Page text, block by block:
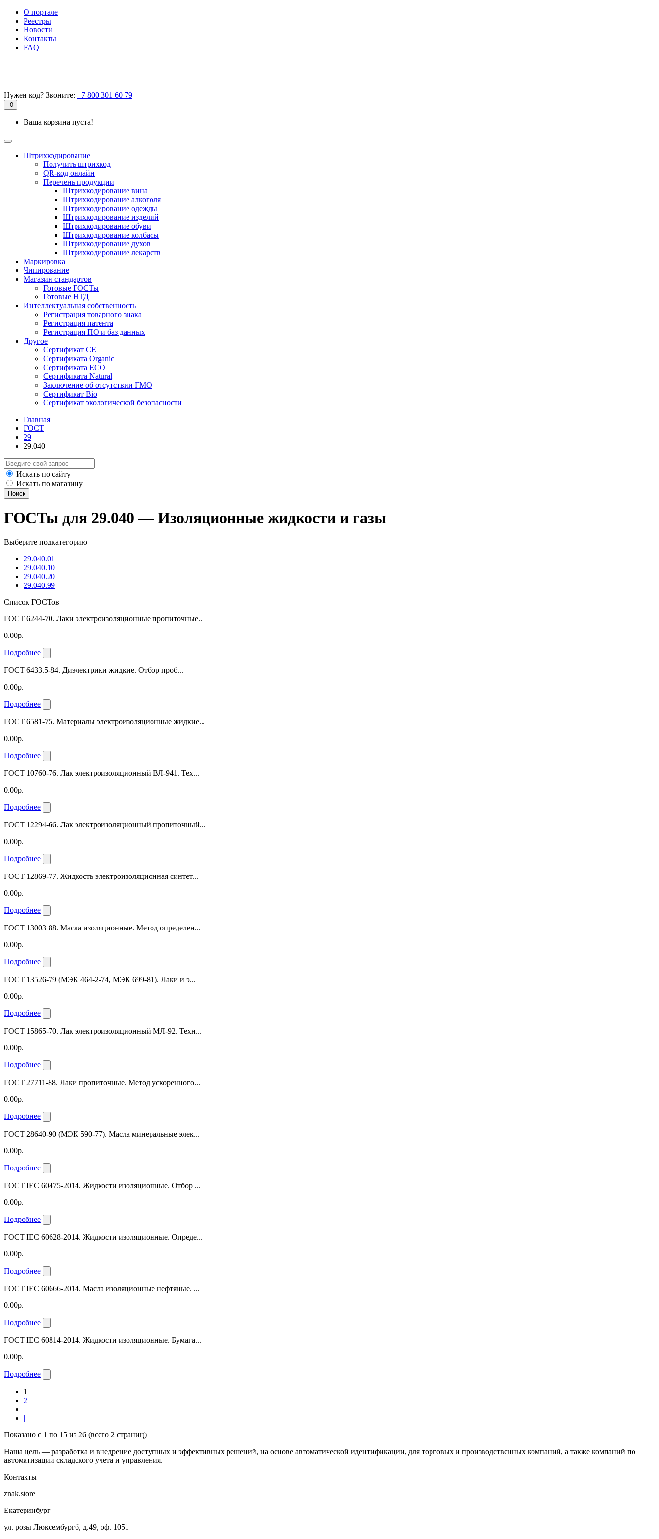
О портале
Реестры
Новости
Контакты
FAQ
Нужен код? Звоните: +7 800 301 60 79
0
Ваша корзина пуста!
Штрихкодирование
Получить штрихкод
QR-код онлайн
Перечень продукции
Штрихкодирование вина
Штрихкодирование алкоголя
Штрихкодирование одежды
Штрихкодирование изделий
Штрихкодирование обуви
Штрихкодирование колбасы
Штрихкодирование духов
Штрихкодирование лекарств
Маркировка
Чипирование
Магазин стандартов
Готовые ГОСТы
Готовые НТД
Интеллектуальная собственность
Регистрация товарного знака
Регистрация патента
Регистрация ПО и баз данных
Другое
Сертификат СЕ
Сертификата Organic
Сертификата ECO
Сертификата Natural
Заключение об отсутствии ГМО
Сертификат Bio
Сертификат экологической безопасности
Главная
ГОСТ
29
29.040
Искать по сайту
Искать по магазину
Поиск
ГОСТы для 29.040 — Изоляционные жидкости и газы
Выберите подкатегорию
29.040.01
29.040.10
29.040.20
29.040.99
Список ГОСТов
ГОСТ 6244-70. Лаки электроизоляционные пропиточные...
0.00р.
Подробнее
ГОСТ 6433.5-84. Диэлектрики жидкие. Отбор проб...
0.00р.
Подробнее
ГОСТ 6581-75. Материалы электроизоляционные жидкие...
0.00р.
Подробнее
ГОСТ 10760-76. Лак электроизоляционный ВЛ-941. Тех...
0.00р.
Подробнее
ГОСТ 12294-66. Лак электроизоляционный пропиточный...
0.00р.
Подробнее
ГОСТ 12869-77. Жидкость электроизоляционная синтет...
0.00р.
Подробнее
ГОСТ 13003-88. Масла изоляционные. Метод определен...
0.00р.
Подробнее
ГОСТ 13526-79 (МЭК 464-2-74, МЭК 699-81). Лаки и э...
0.00р.
Подробнее
ГОСТ 15865-70. Лак электроизоляционный МЛ-92. Техн...
0.00р.
Подробнее
ГОСТ 27711-88. Лаки пропиточные. Метод ускоренного...
0.00р.
Подробнее
ГОСТ 28640-90 (МЭК 590-77). Масла минеральные элек...
0.00р.
Подробнее
ГОСТ IEC 60475-2014. Жидкости изоляционные. Отбор ...
0.00р.
Подробнее
ГОСТ IEC 60628-2014. Жидкости изоляционные. Опреде...
0.00р.
Подробнее
ГОСТ IEC 60666-2014. Масла изоляционные нефтяные. ...
0.00р.
Подробнее
ГОСТ IEC 60814-2014. Жидкости изоляционные. Бумага...
0.00р.
Подробнее
1
2
|
Показано с 1 по 15 из 26 (всего 2 страниц)
Наша цель — разработка и внедрение доступных и эффективных решений, на основе автоматической идентификации, для торговых и производственных компаний, а также компаний по
автоматизации складского учета и управления.
Контакты
znak.store
Екатеринбург
ул. розы Люксембургб, д.49, оф. 1051